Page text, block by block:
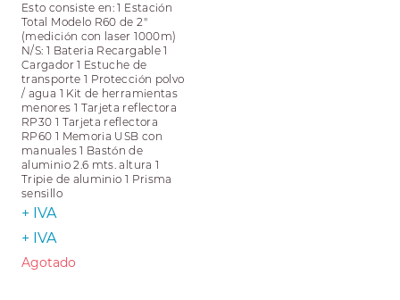
Esto consiste en: 1 Estación
Total Modelo R60 de 2"
(medición con laser 1000m)
N/S: 1 Bateria Recargable 1
Cargador 1 Estuche de
transporte 1 Protección polvo
/ agua 1 Kit de herramientas
menores 1 Tarjeta reflectora
RP30 1 Tarjeta reflectora
RP60 1 Memoria USB con
manuales 1 Bastón de
aluminio 2.6 mts. altura 1
Tripie de aluminio 1 Prisma
sensillo
+ IVA
+ IVA
Agotado